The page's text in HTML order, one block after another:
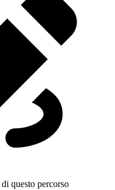
di questo percorso